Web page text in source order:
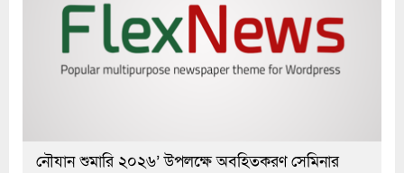
নৌযান শুমারি ২০২৬’ উপলক্ষে অবহিতকরণ সেমিনার